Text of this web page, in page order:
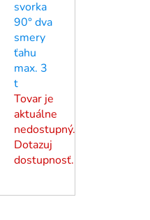
svorka
90° dva
smery
ťahu
max. 3
t
Tovar je
aktuálne
nedostupný.
Dotazuj
dostupnosť.